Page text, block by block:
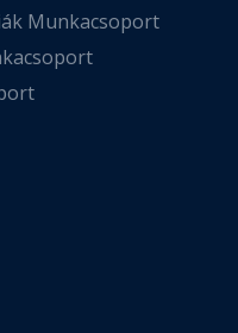
Munkacsoport